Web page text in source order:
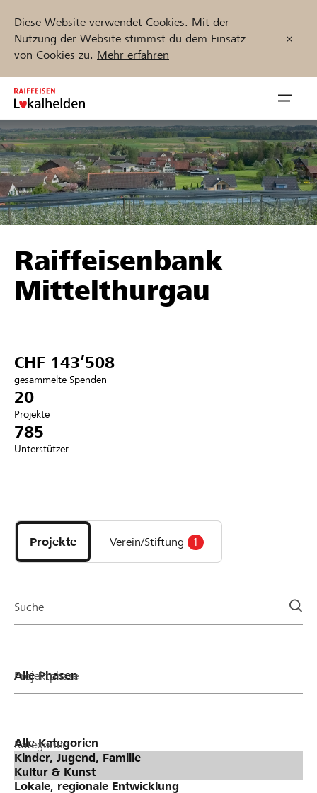
Diese Website verwendet Cookies. Mit der
Nutzung der Website stimmst du dem Einsatz
von Cookies zu. Mehr erfahren
Zum
Inhalt
springen
öffnen
Unterstützen
Hilfe & Support
Anmelden
Projekte und Organisationen finden
Jetzt starten
DE FR IT
Raiffeisenbank
Mittelthurgau
CHF 143’508
gesammelte Spenden
20
Projekte
785
Unterstützer
Projekte
und
Organisationen
Projekte Verein/Stiftung 1
Suche
Projektphase
Kategorien